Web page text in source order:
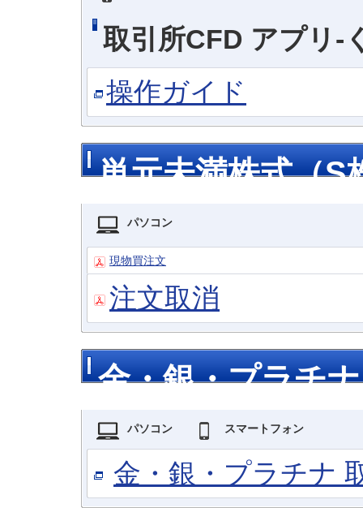
取引所CFD アプリ-
操作ガイド
単元未満株式（S
パソコン
現物買注文
注文取消
金・銀・プラチナ
パソコン スマートフォン
金・銀・プラチナ